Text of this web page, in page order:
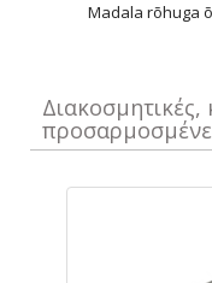
Madala rõhuga
Διακοσμητικές,